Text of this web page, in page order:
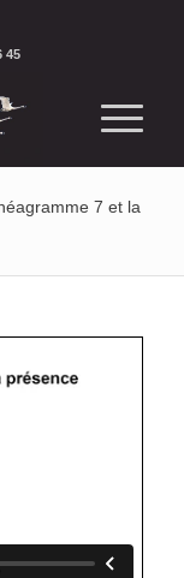
45
7 et la